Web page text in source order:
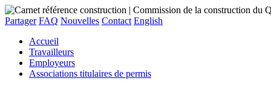
Partager FAQ Nouvelles Contact English
Accueil
Travailleurs
Employeurs
Associations titulaires de permis